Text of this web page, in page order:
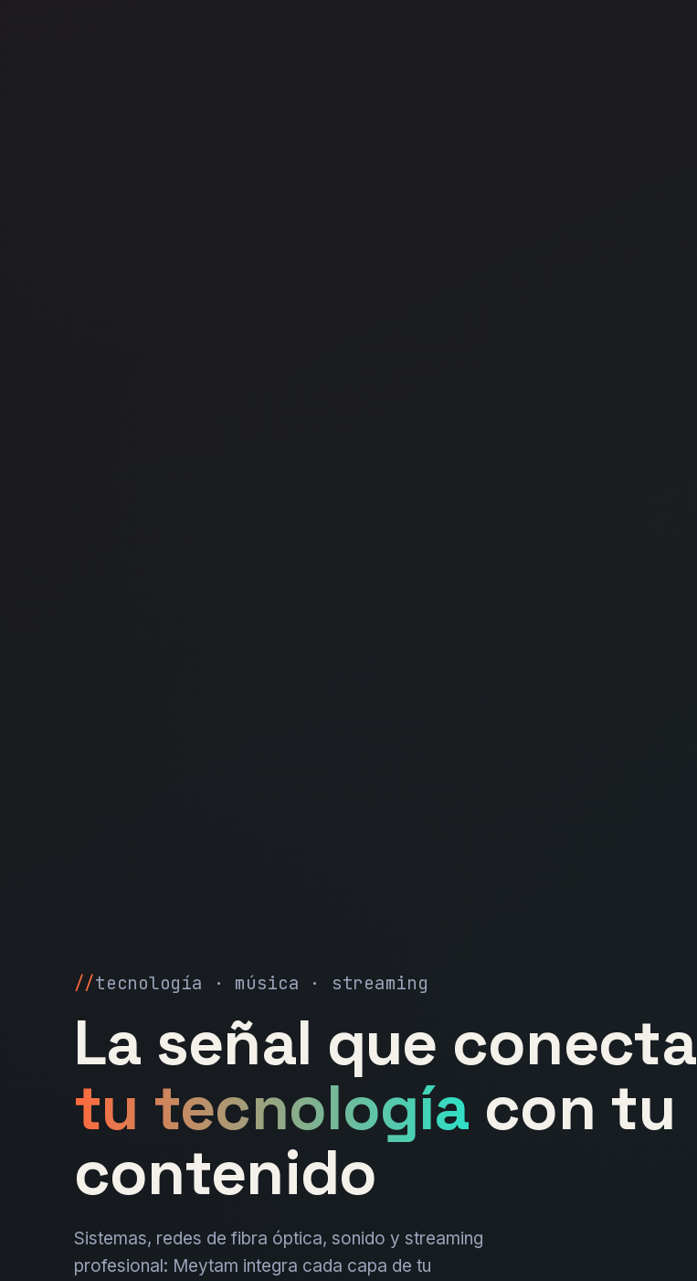
tecnología · música · streaming
La señal que conecta
tu tecnología con tu
contenido
Sistemas, redes de fibra óptica, sonido y streaming
profesional: Meytam integra cada capa de tu